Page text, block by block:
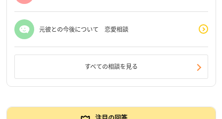
元彼との今後について 恋愛相談
すべての相談を見る